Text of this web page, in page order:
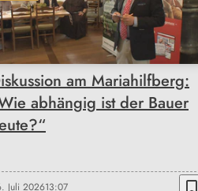
am Mariahilfberg:
abhängig ist der Bauer
Juli 202613:07 bookmark_border